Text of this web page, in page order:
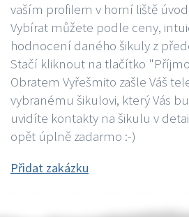
vaším profilem v horní liště
Vybírat můžete podle ceny,
hodnocení daného šikuly z
Stačí kliknout na tlačítko
Obratem Vyřešmito zašle Váš
vybranému šikulovi, který Vás
uvidíte kontakty na šikulu v
opět úplně zadarmo :-)
Přidat zakázku